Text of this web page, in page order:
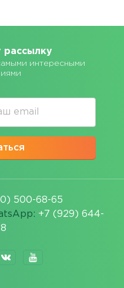
рассылку
интересными
500-68-65
+7 (929) 644-